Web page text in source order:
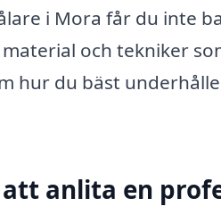
i Mora får du inte
och tekniker
hur du bäst
anlita en